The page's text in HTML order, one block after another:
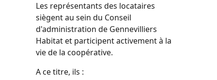
Les représentants des locataires
siègent au sein du Conseil
d'administration de Gennevilliers
Habitat et participent activement à la
vie de la coopérative.
A ce titre, ils :